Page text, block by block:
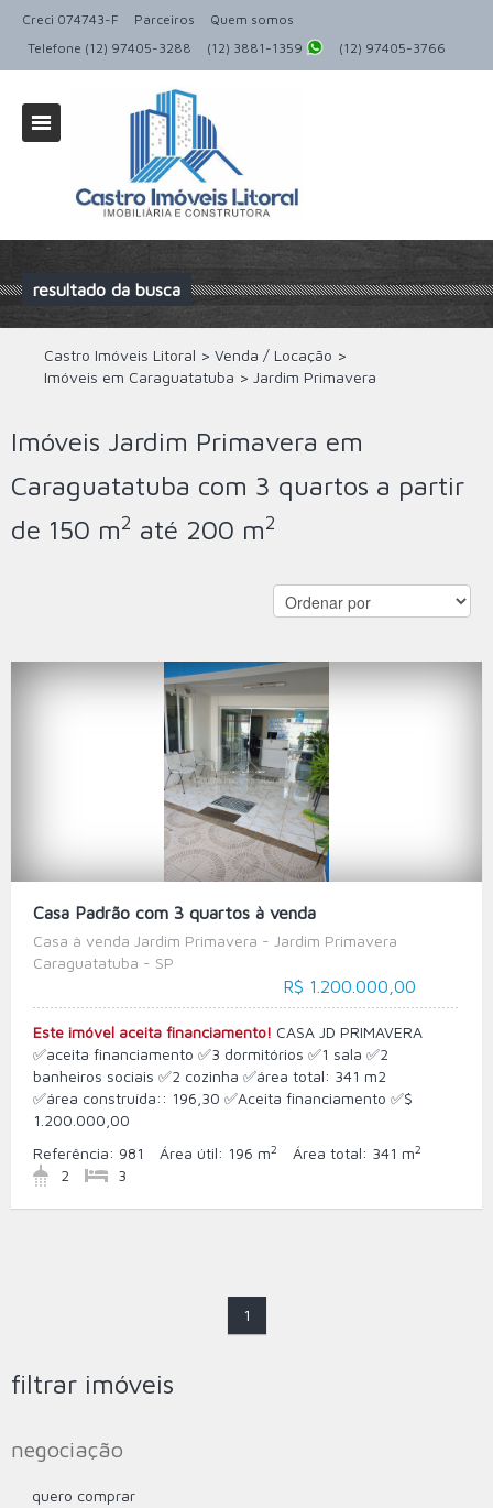
Creci 074743-F Parceiros
Quem somos
Telefone (12) 97405-3288
(12) 3881-1359 (12) 97405-3766
resultado da busca
Castro Imóveis Litoral > Venda / Locação >
Imóveis em Caraguatatuba > Jardim Primavera
Imóveis Jardim Primavera em
Caraguatatuba com 3 quartos a partir
de 150 m2 até 200 m2
Casa Padrão com 3 quartos à venda
Casa à venda Jardim Primavera - Jardim Primavera
Caraguatatuba - SP
R$ 1.200.000,00
Este imóvel aceita financiamento! CASA JD PRIMAVERA
✅aceita financiamento ✅3 dormitórios ✅1 sala ✅2
banheiros sociais ✅2 cozinha ✅área total: 341 m2
✅área construída:: 196,30 ✅Aceita financiamento ✅$
1.200.000,00
Referência: 981 Área útil: 196 m2 Área total: 341 m2
2 3
1
filtrar imóveis
negociação
quero comprar